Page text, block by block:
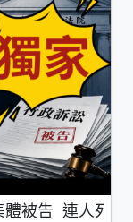
被告 連人死了